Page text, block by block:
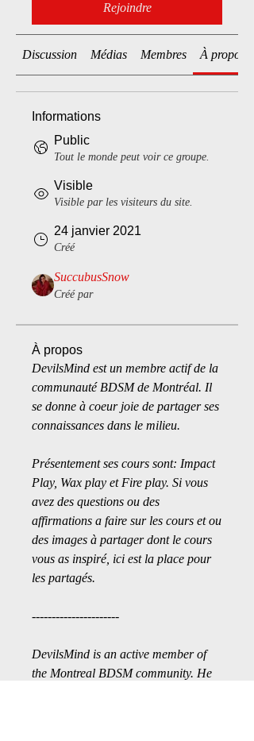
Rejoindre
Discussion Médias Membres À propos
Informations
Public
Tout le monde peut voir ce groupe.
Visible
Visible par les visiteurs du site.
24 janvier 2021
Créé
SuccubusSnow
Créé par
À propos
DevilsMind est un membre actif de la
communauté BDSM de Montréal. Il
se donne à coeur joie de partager ses
connaissances dans le milieu.
Présentement ses cours sont: Impact
Play, Wax play et Fire play. Si vous
avez des questions ou des
affirmations a faire sur les cours et ou
des images à partager dont le cours
vous as inspiré, ici est la place pour
les partagés.
----------------------
DevilsMind is an active member of
the Montreal BDSM community. He